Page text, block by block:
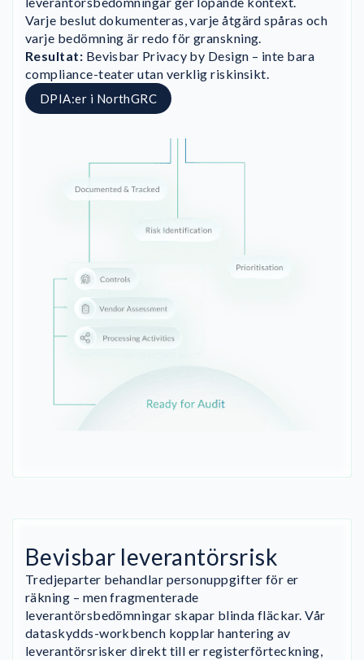
Varje beslut dokumenteras, varje åtgärd spåras och
varje bedömning är redo för granskning.
Resultat: Bevisbar Privacy by Design – inte bara
compliance-teater utan verklig riskinsikt.
DPIA:er i NorthGRC
Bevisbar leverantörsrisk
Tredjeparter behandlar personuppgifter för er
räkning – men fragmenterade
leverantörsbedömningar skapar blinda fläckar. Vår
dataskydds-workbench kopplar hantering av
leverantörsrisker direkt till er registerförteckning,